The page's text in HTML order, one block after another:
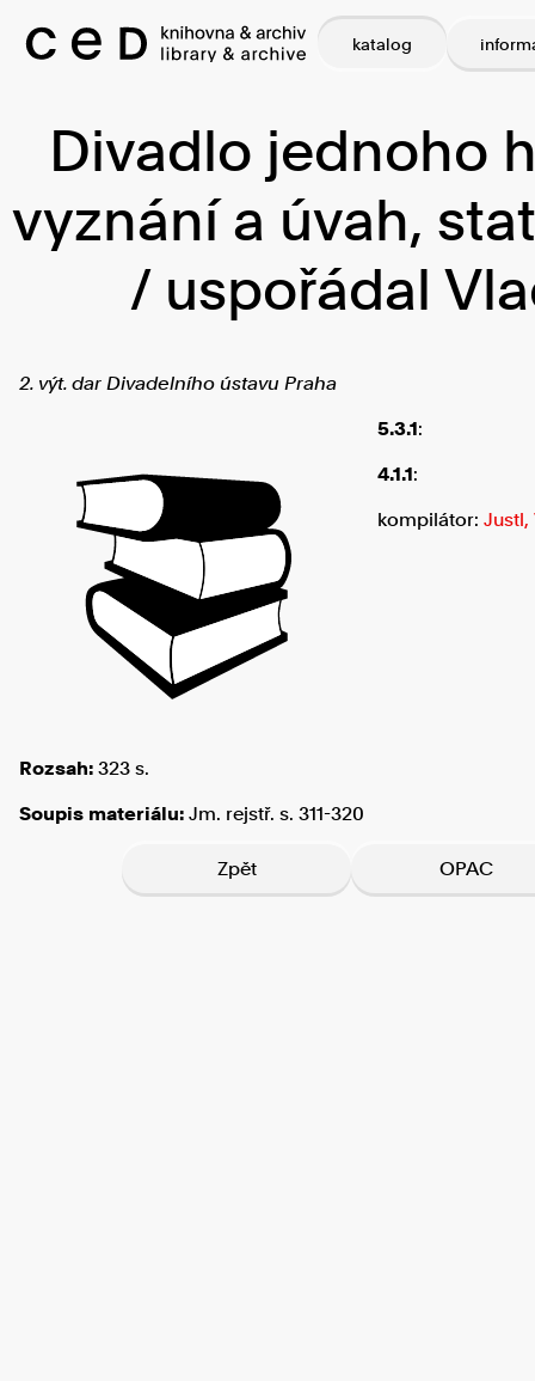
katalog
Divadlo jednoho
vyznání a úvah,
/ uspořádal
2. výt. dar Divadelního ústavu Praha
5.3.1:
4.1.1:
kompilátor: Justl,
Rozsah: 323 s.
Soupis materiálu: Jm. rejstř. s. 311-320
Zpět OPAC